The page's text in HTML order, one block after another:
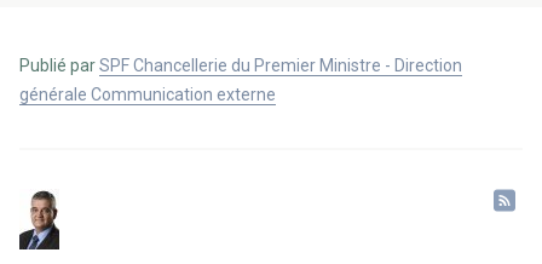
Publié parSPF Chancellerie du Premier Ministre - Direction
générale Communication externe